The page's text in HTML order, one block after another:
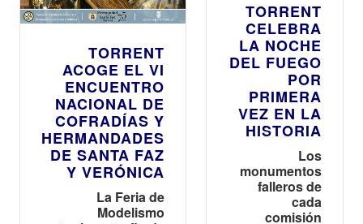
TORRENT
ACOGE EL VI
ENCUENTRO
NACIONAL DE
COFRADÍAS Y
HERMANDADES
DE SANTA FAZ
Y VERÓNICA
La Feria de
Modelismo
TORRENT
CELEBRA
LA NOCHE
DEL FUEGO
POR
PRIMERA
VEZ EN LA
HISTORIA
Los
monumentos
falleros de
cada
comisión